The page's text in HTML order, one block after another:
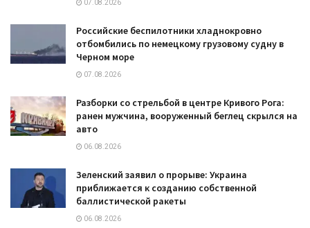
07.08.2026
Российские беспилотники хладнокровно
отбомбились по немецкому грузовому судну в
Черном море
07.08.2026
Разборки со стрельбой в центре Кривого Рога:
ранен мужчина, вооруженный беглец скрылся на
авто
06.08.2026
Зеленский заявил о прорыве: Украина
приближается к созданию собственной
баллистической ракеты
06.08.2026